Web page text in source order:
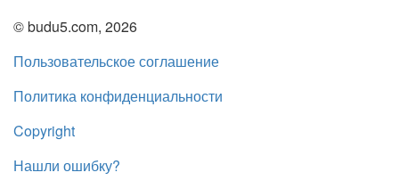
© budu5.com, 2026
Пользовательское соглашение
Политика конфиденциальности
Copyright
Нашли ошибку?